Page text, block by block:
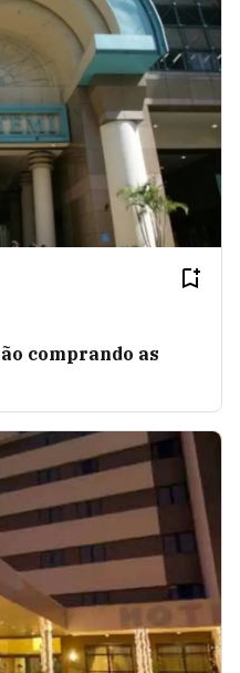
comprando as